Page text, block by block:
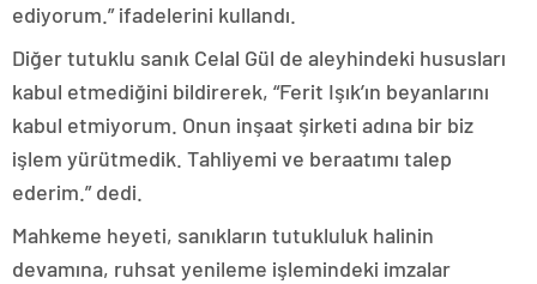
ediyorum.” ifadelerini kullandı.
Diğer tutuklu sanık Celal Gül de aleyhindeki hususları
kabul etmediğini bildirerek, “Ferit Işık’ın beyanlarını
kabul etmiyorum. Onun inşaat şirketi adına bir biz
işlem yürütmedik. Tahliyemi ve beraatımı talep
ederim.” dedi.
Mahkeme heyeti, sanıkların tutukluluk halinin
devamına, ruhsat yenileme işlemindeki imzalar